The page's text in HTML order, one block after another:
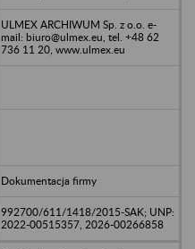
ULMEX ARCHIWUM Sp. z o.o. e-
mail: biuro@ulmex.eu, tel. +48 62
736 11 20, www.ulmex.eu
Dokumentacja firmy
992700/611/1418/2015-SAK; UNP:
2022-00515357, 2026-00266858